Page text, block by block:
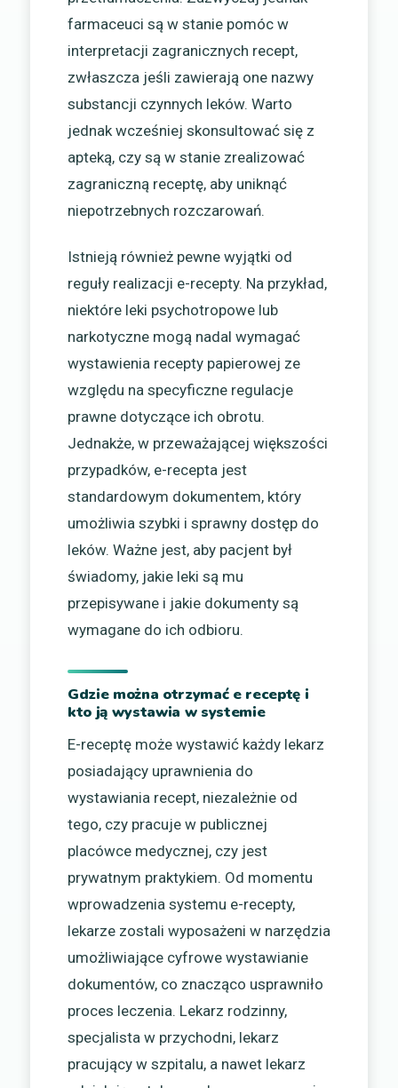
farmaceuci są w stanie pomóc w
interpretacji zagranicznych recept,
zwłaszcza jeśli zawierają one nazwy
substancji czynnych leków. Warto
jednak wcześniej skonsultować się z
apteką, czy są w stanie zrealizować
zagraniczną receptę, aby uniknąć
niepotrzebnych rozczarowań.
Istnieją również pewne wyjątki od
reguły realizacji e-recepty. Na przykład,
niektóre leki psychotropowe lub
narkotyczne mogą nadal wymagać
wystawienia recepty papierowej ze
względu na specyficzne regulacje
prawne dotyczące ich obrotu.
Jednakże, w przeważającej większości
przypadków, e-recepta jest
standardowym dokumentem, który
umożliwia szybki i sprawny dostęp do
leków. Ważne jest, aby pacjent był
świadomy, jakie leki są mu
przepisywane i jakie dokumenty są
wymagane do ich odbioru.
Gdzie można otrzymać e receptę i
kto ją wystawia w systemie
E-receptę może wystawić każdy lekarz
posiadający uprawnienia do
wystawiania recept, niezależnie od
tego, czy pracuje w publicznej
placówce medycznej, czy jest
prywatnym praktykiem. Od momentu
wprowadzenia systemu e-recepty,
lekarze zostali wyposażeni w narzędzia
umożliwiające cyfrowe wystawianie
dokumentów, co znacząco usprawniło
proces leczenia. Lekarz rodzinny,
specjalista w przychodni, lekarz
pracujący w szpitalu, a nawet lekarz